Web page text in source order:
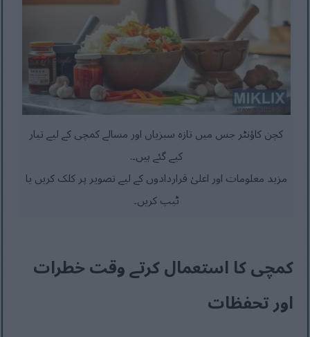
کچن کاؤنٹر جس میں تازہ سبزیاں اور مسالے کمچی کے لیے تیار
کیے گئے ہیں۔.
مزید معلومات اور اعلیٰ قراردادوں کے لیے تصویر پر کلک کریں یا
ٹیپ کریں۔
کمچی کا استعمال کرتے وقت خطرات
اور تحفظات